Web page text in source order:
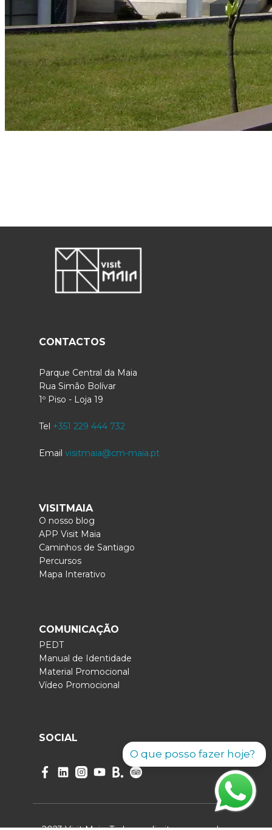
O que posso fazer hoje?
CONTACTOS
Parque Central da Maia
Rua Simão Bolívar
1º Piso - Loja 19
Tel +351 229 444 732
Email visitmaia@cm-maia.pt
VISITMAIA
O nosso blog
APP Visit Maia
Caminhos de Santiago
Percursos
Mapa Interativo
COMUNICAÇÃO
PEDT
Manual de Identidade
Material Promocional
Vídeo Promocional
SOCIAL